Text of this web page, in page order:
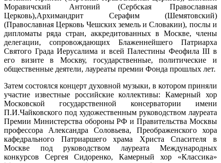
Моравичский Антоний (Сербская Православная
Церковь),Архимандрит Серафим (Шемятовский)
(Православная Церковь Чешских земель и Словакии), послы и
дипломаты ряда стран, аккредитованных в Москве, члены
делегации, сопровождающих Блаженнейшего Патриарха
Святого Града Иерусалима и всей Палестины Феофила III в
его визите в Москву, государственные, политические и
общественные деятели, лауреаты премии Фонда прошлых лет.
Затем состоялся концерт духовной музыки, в котором приняли
участие известные российские коллективы: Камерный хор
Московской государственной консерватории имени
П.И.Чайковского под художественным руководством лауреата
Премии Министерства обороны РФ и Правительства Москвы
профессора Александра Соловьева, Преображенского хора
кафедрального Патриаршего храма Христа Спасителя в
Москве под руководством лауреата Международных
конкурсов Сергея Сидоренко, Камерный хор «Классика»